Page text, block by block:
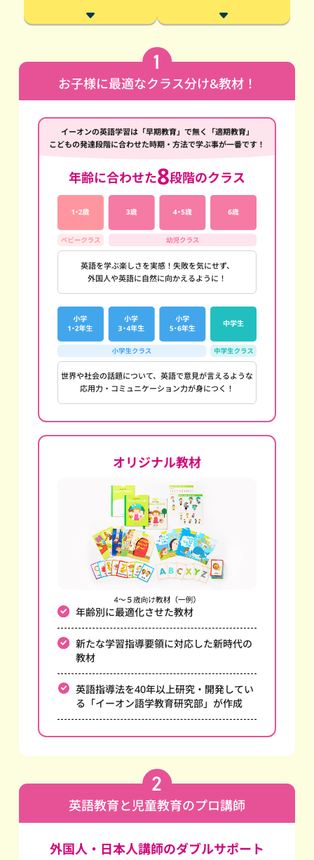
お子様に最適なクラス分け&教材！
イーオンの英語学習は「早期教育」で無く「適期教育」
こどもの発達段階に合わせた時期・方法で学ぶ事が一番です！
年齢に合わせた8段階のクラス
英語を学ぶ楽しさを実感！失敗を気にせず、
外国人や英語に自然に向かえるように！
世界や社会の話題について、英語で意見が言えるような
応用力・コミュニケーション力が身につく！
オリジナル教材
年齢別に最適化させた教材
新たな学習指導要領に対応した新時代の
教材
英語指導法を40年以上研究・開発してい
る 「イーオン語学教育研究部」が作成
英語教育と児童教育のプロ講師
外国人・日本人講師のダブルサポート